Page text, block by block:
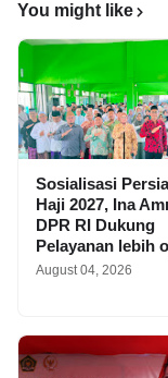
You might like
Sosialisasi
Haji 2027, Ina
DPR RI Dukung
Pelayanan lebih
August 04, 2026